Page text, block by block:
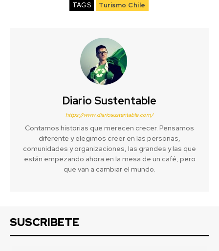
TAGS Turismo Chile
Diario Sustentable
https://www.diariosustentable.com/
Contamos historias que merecen crecer. Pensamos
diferente y elegimos creer en las personas,
comunidades y organizaciones, las grandes y las que
están empezando ahora en la mesa de un café, pero
que van a cambiar el mundo.
SUSCRIBETE